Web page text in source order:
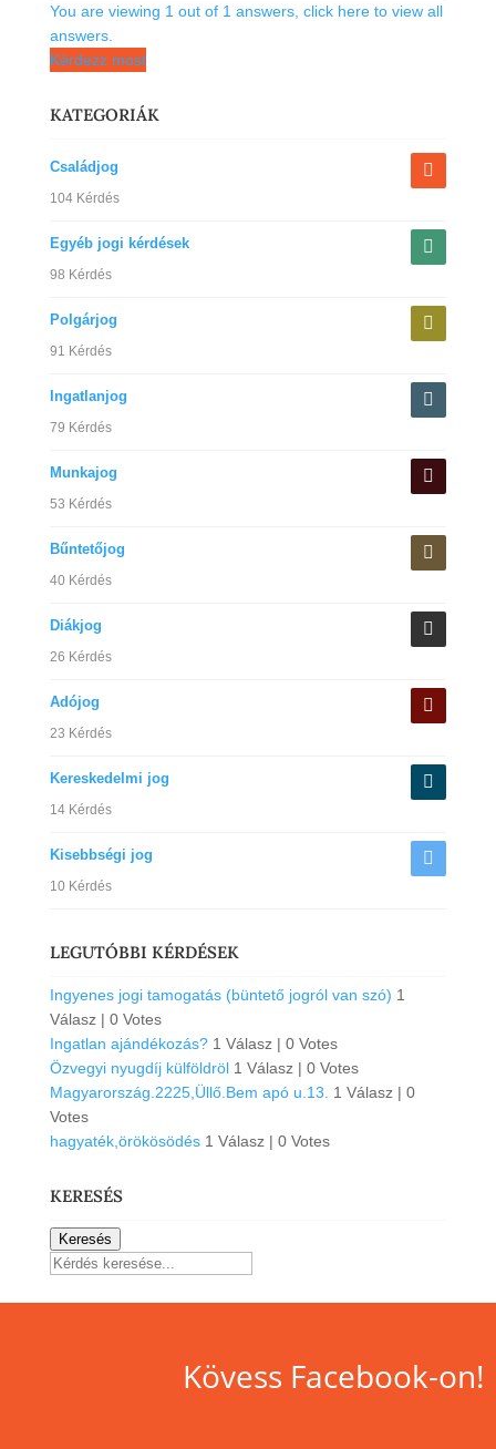
You are viewing 1 out of 1 answers, click here to view all
answers.
Kérdezz most
KATEGORIÁK
Családjog
104 Kérdés
Egyéb jogi kérdések
98 Kérdés
Polgárjog
91 Kérdés
Ingatlanjog
79 Kérdés
Munkajog
53 Kérdés
Bűntetőjog
40 Kérdés
Diákjog
26 Kérdés
Adójog
23 Kérdés
Kereskedelmi jog
14 Kérdés
Kisebbségi jog
10 Kérdés
LEGUTÓBBI KÉRDÉSEK
Ingyenes jogi tamogatás (büntető jogról van szó) 1
Válasz | 0 Votes
Ingatlan ajándékozás? 1 Válasz | 0 Votes
Özvegyi nyugdíj külföldröl 1 Válasz | 0 Votes
Magyarország.2225,Üllő.Bem apó u.13.
1 Válasz | 0
Votes
hagyaték,örökösödés 1 Válasz | 0 Votes
KERESÉS
Keresés
Kövess Facebook-on!